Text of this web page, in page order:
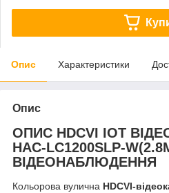
Опис Характеристики
Опис
ОПИС HDCVI IOT
HAC-LC1200SLP-
ВІДЕОНАБЛЮДЕННЯ
Кольорова вулична HDCVI-